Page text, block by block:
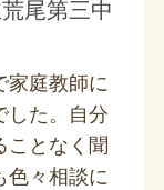
尾第三中
家庭教師に
した。自分
ことなく聞
色々相談に